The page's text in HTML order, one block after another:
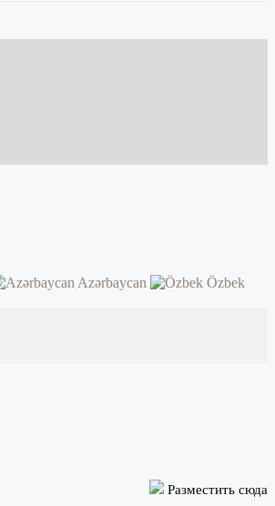
Azərbaycan
Özbek
Разместить сюда